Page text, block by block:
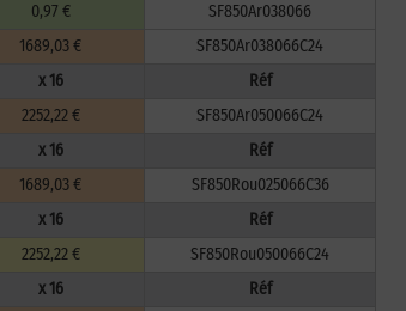
0,97 €
SF850Ar038066
1689,03 €
SF850Ar038066C24
x 16
Réf
2252,22 €
SF850Ar050066C24
x 16
Réf
1689,03 €
SF850Rou025066C36
x 16
Réf
2252,22 €
SF850Rou050066C24
x 16
Réf